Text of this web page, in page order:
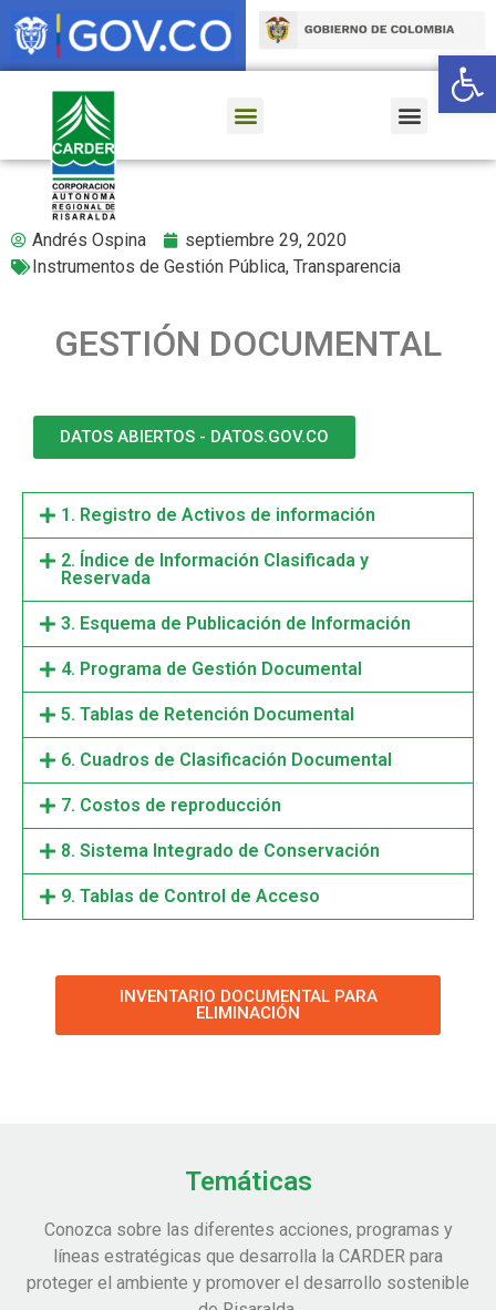
Andrés Ospina
septiembre 29, 2020
Instrumentos de Gestión Pública, Transparencia
GESTIÓN DOCUMENTAL
DATOS ABIERTOS - DATOS.GOV.CO
1. Registro de Activos de información
2. Índice de Información Clasificada y
Reservada
3. Esquema de Publicación de Información
4. Programa de Gestión Documental
5. Tablas de Retención Documental
6. Cuadros de Clasificación Documental
7. Costos de reproducción
8. Sistema Integrado de Conservación
9. Tablas de Control de Acceso
INVENTARIO DOCUMENTAL PARA
ELIMINACIÓN
Temáticas
Conozca sobre las diferentes acciones, programas y
líneas estratégicas que desarrolla la CARDER para
proteger el ambiente y promover el desarrollo sostenible